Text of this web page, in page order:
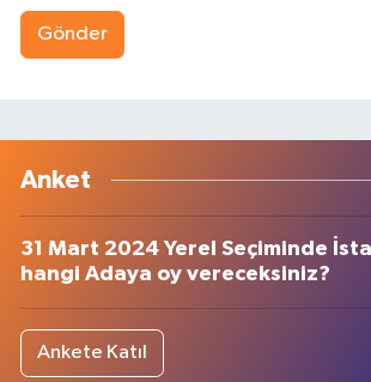
Gönder
Anket
31 Mart 2024 Yerel Seçiminde
hangi Adaya oy vereceksiniz?
Ankete Katıl